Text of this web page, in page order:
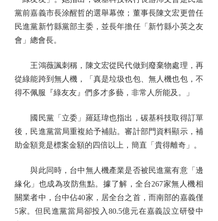
黨前嘉義市長涂醒哲的選舉幕僚；董事長陳文宏更曾任
民進黨新竹縣黨部主委，並長年擔任「新竹縣小英之友
會」總會長。
王鴻薇諷刺稱，陳文宏從民代做到廢棄物處理，再
從綠能跨到無人機，「真是垃圾也包、無人機也包，不
得不佩服『綠友友』們多才多藝，非常人所能及。」
國民黨「立委」羅廷瑋也指出，碳基科技取得訂單
後，民進黨當局重複給予補貼。審計部門資料顯示，補
助金額竟是標案金額的四倍以上，簡直「貴得離奇」。
與此同時，台中無人機產業是否被民進黨有意「邊
緣化」也成為攻防焦點。據了解，全台267家無人機相
關業者中，台中佔40家，居全台之首，而南部的嘉義僅
5家。但民進黨當局卻投入80.5億元在嘉義設立研發中